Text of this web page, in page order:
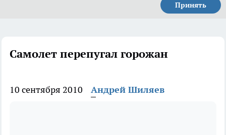
Принять
Самолет перепугал горожан
10 сентября 2010 Андрей Шиляев